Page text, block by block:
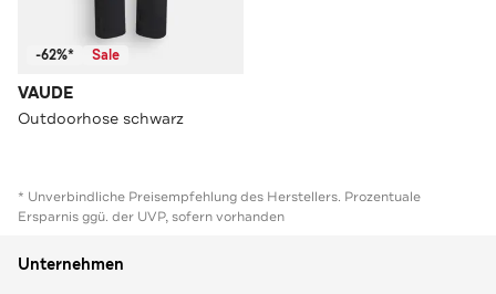
-62%* Sale
VAUDE
Outdoorhose schwarz
* Unverbindliche Preisempfehlung des Herstellers. Prozentuale
Ersparnis ggü. der UVP, sofern vorhanden
Unternehmen